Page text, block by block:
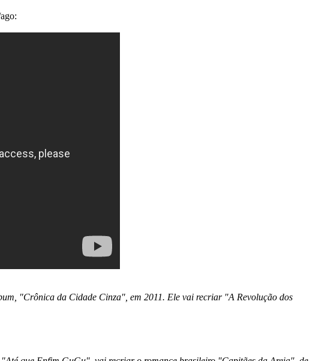
"Crônica da Cidade Cinza", em 2011. Ele vai recriar "A Revolução dos